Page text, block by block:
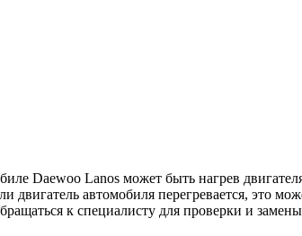
Daewoo Lanos может быть нагрев
двигатель автомобиля перегревается, это
к специалисту для проверки и